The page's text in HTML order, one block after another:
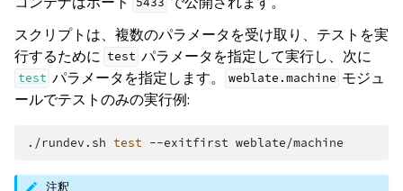
スクリプトは、複数のパラメータを受け取り、テストを実
行するために test パラメータを指定して実行し、次に
test パラメータを指定します。 weblate.machine モジュ
ールでテストのみの実行例:
./rundev.sh test --exitfirst
注釈